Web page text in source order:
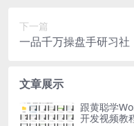
下一篇
一品千万操盘手研习社
文章展示
跟黄聪学
开发视频教